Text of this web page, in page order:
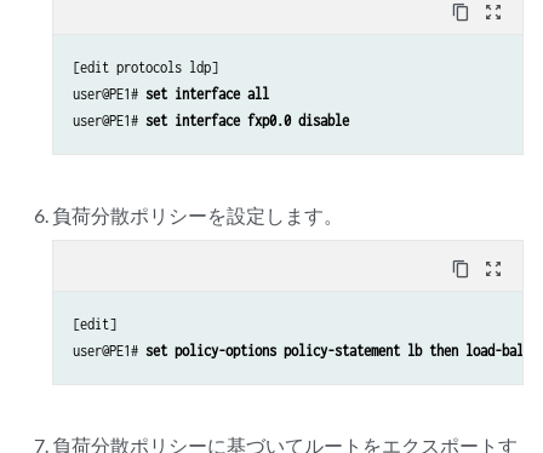
content_copy zoom_out_map
[edit protocols ldp]
user@PE1# set interface all
user@PE1# set interface fxp0.0 disable
負荷分散ポリシーを設定します。
content_copy zoom_out_map
[edit]
user@PE1# set policy-options policy-statement lb then load-
負荷分散ポリシーに基づいてルートをエクスポートす